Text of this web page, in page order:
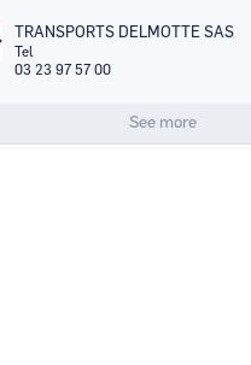
TRANSPORTS DELMOTTE SAS
Tel
03 23 97 57 00
See more